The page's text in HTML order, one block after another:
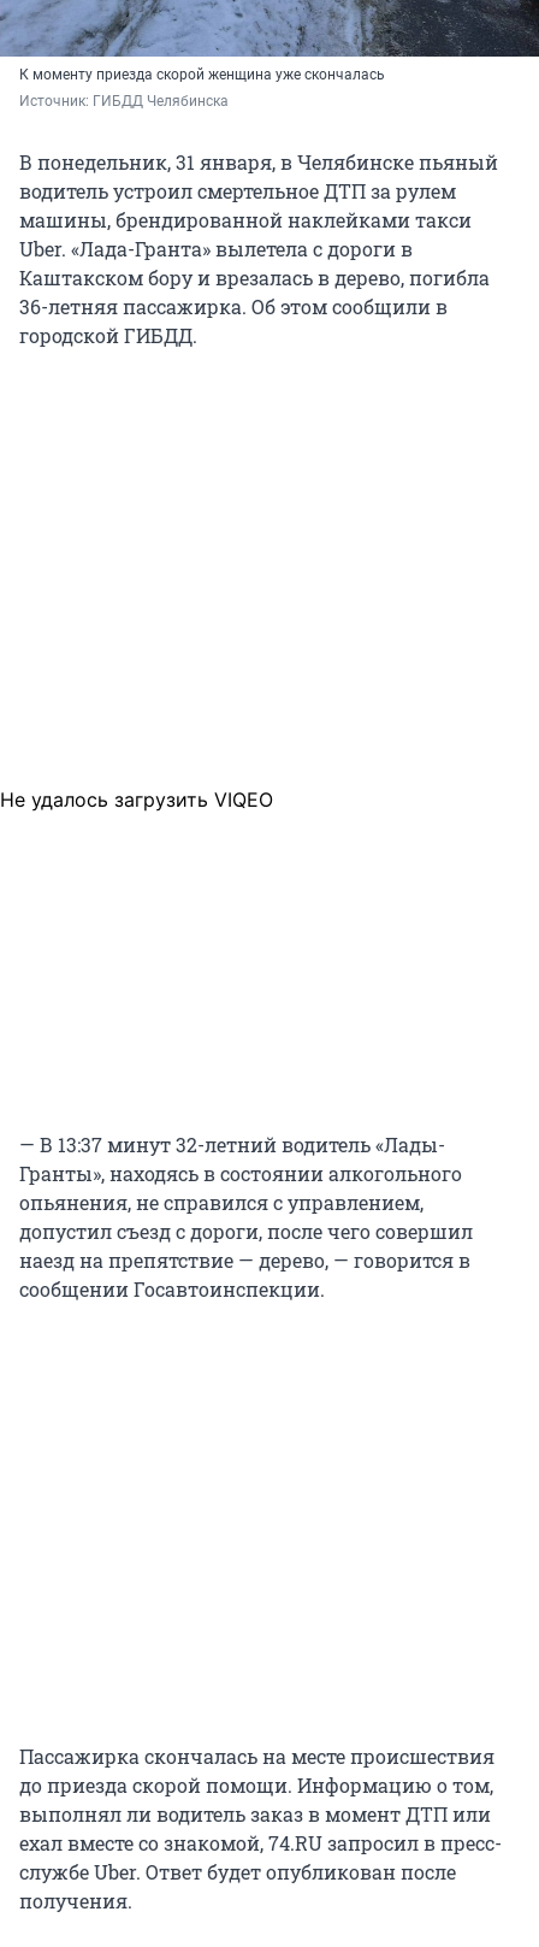
К моменту приезда скорой женщина уже скончалась
Источник: ГИБДД Челябинска
В понедельник, 31 января, в Челябинске пьяный
водитель устроил смертельное ДТП за рулем
машины, брендированной наклейками такси
Uber. «Лада-Гранта» вылетела с дороги в
Каштакском бору и врезалась в дерево, погибла
36-летняя пассажирка. Об этом сообщили в
городской ГИБДД.
Не удалось загрузить VIQEO
— В 13:37 минут 32-летний водитель «Лады-
Гранты», находясь в состоянии алкогольного
опьянения, не справился с управлением,
допустил съезд с дороги, после чего совершил
наезд на препятствие — дерево, — говорится в
сообщении Госавтоинспекции.
Пассажирка скончалась на месте происшествия
до приезда скорой помощи. Информацию о том,
выполнял ли водитель заказ в момент ДТП или
ехал вместе со знакомой, 74.RU запросил в пресс-
службе Uber. Ответ будет опубликован после
получения.